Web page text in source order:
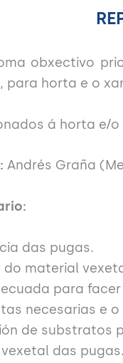
obxectivo
para horta e o
á horta e/o
Andrés Graña
das pugas.
do material
para
necesarias e
de substratos
vexetal das pugas.